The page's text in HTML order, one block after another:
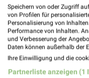
Speichern von oder Zugriff
von Profilen für
Personalisierung von
Performance von Inhalten.
und Verbesserung der
Daten können außerhalb der
Ihre Einwilligung und die
Partnerliste anzeigen (1